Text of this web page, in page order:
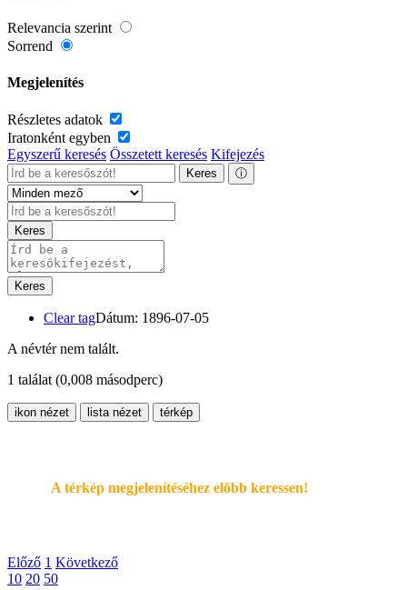
Relevancia szerint
Sorrend
Megjelenítés
Részletes adatok
Iratonként egyben
Egyszerű keresés Összetett keresés Kifejezés
Keres ⓘ
Keres
Keres
Clear tagDátum: 1896-07-05
A névtér nem talált.
1 találat (0,008 másodperc)
ikon nézet lista nézet térkép
A térkép megjelenítéséhez elöbb keressen!
Előző 1 Következő
10 20 50